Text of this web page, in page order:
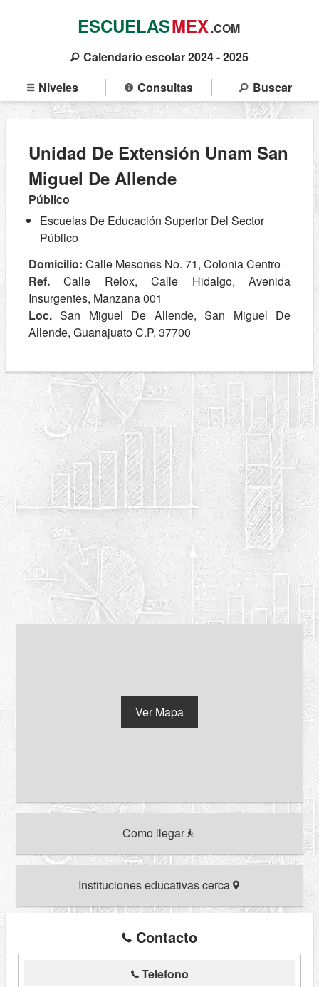
ESCUELASMEX.COM
Calendario escolar 2024 - 2025
Niveles
Consultas Buscar
Unidad De Extensión Unam San
Miguel De Allende
Público
Escuelas De Educación Superior Del Sector
Público
Domicilio: Calle Mesones No. 71, Colonia Centro
Ref. Calle Relox, Calle Hidalgo, Avenida
Insurgentes, Manzana 001
Loc. San Miguel De Allende, San Miguel De
Allende, Guanajuato C.P. 37700
Ver Mapa
Como llegar
Instituciones educativas cerca
Contacto
Telefono